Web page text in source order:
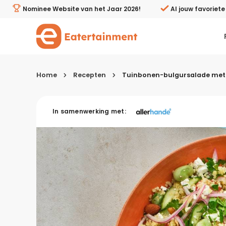
Tuinbonen-bulgursalade met witte kaas - Eatertainment
Nominee Website van het Jaar 2026! Al jouw
Kies je menugang
Ontbijt
Lunch & brunch
Tussendoortjes
Voor- & tussengerechten
Home Recepten Tuinbonen-bulgursalade
In samenwerking met: